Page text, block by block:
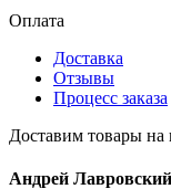
Оплата
Доставка
Отзывы
Процесс заказа
Доставим товары на
Андрей Лавровский